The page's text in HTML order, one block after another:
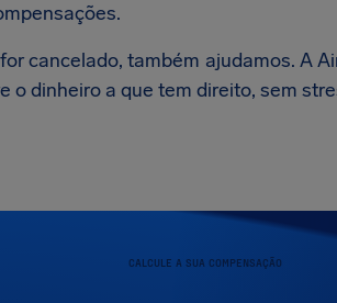
cancelado, também ajudamos. A
o dinheiro a que tem direito, sem
CALCULE A SUA COMPENSAÇÃO